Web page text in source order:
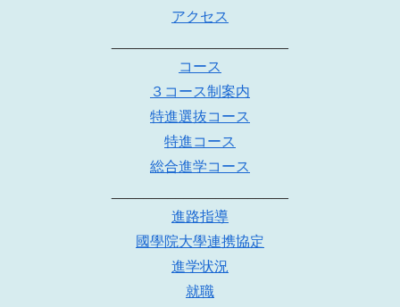
アクセス
コース
３コース制案内
特進選抜コース
特進コース
総合進学コース
進路指導
國學院大學連携協定
進学状況
就職